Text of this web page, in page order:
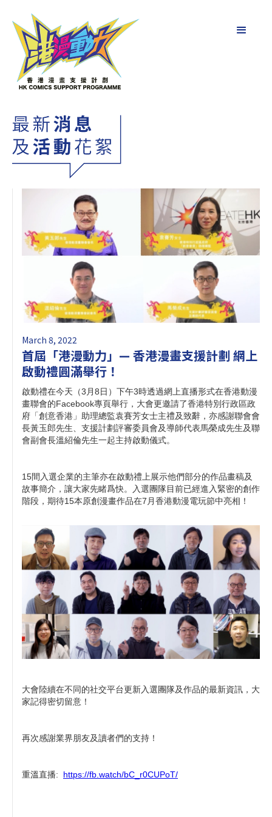
March 8, 2022
首屆「港漫動力」— 香港漫畫支援計劃 網上
啟動禮圓滿舉行！
啟動禮在今天（3月8日）下午3時透過網上直播形式在香港動漫
畫聯會的Facebook專頁舉行，大會更邀請了香港特別行政區政
府「創意香港」助理總監袁賽芳女士主禮及致辭，亦感謝聯會會
長黃玉郎先生、支援計劃評審委員會及導師代表馬榮成先生及聯
會副會長溫紹倫先生一起主持啟動儀式。
15間入選企業的主筆亦在啟動禮上展示他們部分的作品畫稿及
故事簡介，讓大家先睹爲快。入選團隊目前已經進入緊密的創作
階段，期待15本原創漫畫作品在7月香港動漫電玩節中亮相！
大會陸續在不同的社交平台更新入選團隊及作品的最新資訊，大
家記得密切留意！
再次感謝業界朋友及讀者們的支持！
重溫直播: https://fb.watch/bC_r0CUPoT/